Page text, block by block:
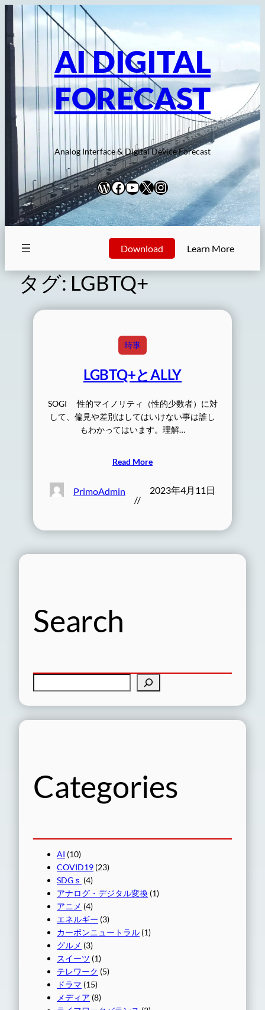
を
AI DIGITAL
FORECAST
Analog Interface & Digital Device Forecast
WordPress
Facebook
YouTube
X Instagram
Download Learn More
タグ: LGBTQ+
時事
LGBTQ+とALLY
SOGI 性的マイノリティ（性的少数者）に対
して、偏見や差別はしてはいけない事は誰し
もわかってはいます。理解…
Read More
PrimoAdmin
//
2023年4月11日
Search
索
Categories
AI (10)
COVID19 (23)
SDGｓ (4)
アナログ・デジタル変換 (1)
アニメ (4)
エネルギー (3)
カーボンニュートラル (1)
グルメ (3)
スイーツ (1)
テレワーク (5)
ドラマ (15)
メディア (8)